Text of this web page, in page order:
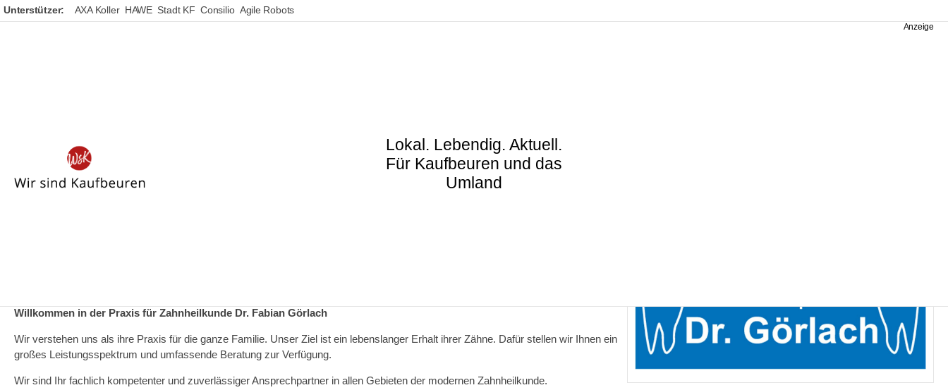
Unterstützer: AXA Koller HAWE Stadt KF Consilio Agile Robots
Lokal. Lebendig. Aktuell.
Für Kaufbeuren und das
Umland
Willkommen in der Praxis für Zahnheilkunde Dr. Fabian Görlach
Wir verstehen uns als ihre Praxis für die ganze Familie. Unser Ziel ist ein lebenslanger Erhalt ihrer Zähne. Dafür stellen wir Ihnen ein
großes Leistungsspektrum und umfassende Beratung zur Verfügung.
Wir sind Ihr fachlich kompetenter und zuverlässiger Ansprechpartner in allen Gebieten der modernen Zahnheilkunde.